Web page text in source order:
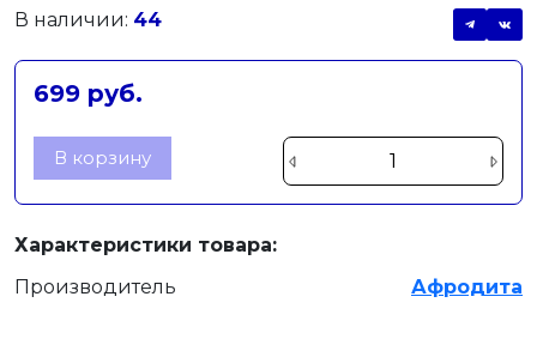
В наличии: 44
699 руб.
В корзину
Характеристики товара:
Производитель
Афродита